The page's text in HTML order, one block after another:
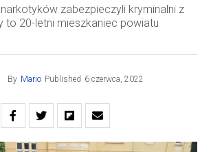
zabezpieczyli kryminalni z
to 20-letni mieszkaniec powiatu
By Mario Published 6 czerwca, 2022